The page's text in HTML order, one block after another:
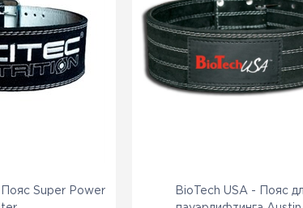
Super Power
BioTech USA - Пояс